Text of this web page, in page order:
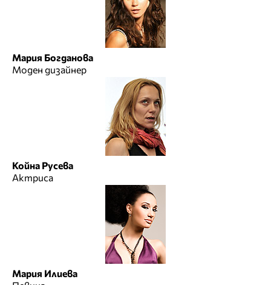
Мария Богданова
Моден дизайнер
Койна Русева
Актриса
Мария Илиева